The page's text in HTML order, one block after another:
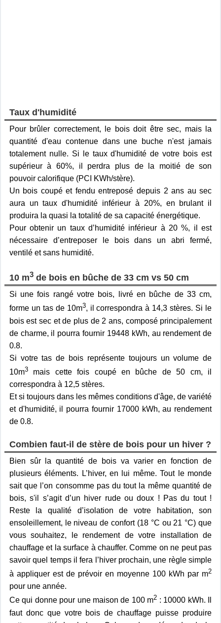
Taux d'humidité
Pour brûler correctement, le bois doit être sec, mais la
quantité d'eau contenue dans une buche n'est jamais
totalement nulle. Si le taux d'humidité de votre bois est
supérieur à 60%, il perdra plus de la moitié de son
pouvoir calorifique (PCI KWh/stère).
Un bois coupé et fendu entreposé depuis 2 ans au sec
aura un taux d'humidité inférieur à 20%, en brulant il
produira la quasi la totalité de sa capacité énergétique.
Pour obtenir un taux d’humidité inférieur à 20 %, il est
nécessaire d’entreposer le bois dans un abri fermé,
ventilé et sans humidité.
10 m3de bois en bûche de 33 cm vs 50 cm
Si une fois rangé votre bois, livré en bûche de 33 cm,
forme un tas de 10m3, il correspondra à 14,3 stères. Si le
bois est sec et de plus de 2 ans, composé principalement
de charme, il pourra fournir 19448 kWh, au rendement de
0.8.
Si votre tas de bois représente toujours un volume de
10m3mais cette fois coupé en bûche de 50 cm, il
correspondra à 12,5 stères.
Et si toujours dans les mêmes conditions d'âge, de variété
et d'humidité, il pourra fournir 17000 kWh, au rendement
de 0.8.
Combien faut-il de stère de bois pour un hiver ?
Bien sûr la quantité de bois va varier en fonction de
plusieurs éléments. L’hiver, en lui même. Tout le monde
sait que l’on consomme pas du tout la même quantité de
bois, s'il s’agit d’un hiver rude ou doux ! Pas du tout !
Reste la qualité d’isolation de votre habitation, son
ensoleillement, le niveau de confort (18 °C ou 21 °C) que
vous souhaitez, le rendement de votre installation de
chauffage et la surface à chauffer. Comme on ne peut pas
savoir quel temps il fera l’hiver prochain, une règle simple
à appliquer est de prévoir en moyenne 100 kWh par m2
pour une année.
Ce qui donne pour une maison de 100 m2 : 10000 kWh. Il
faut donc que votre bois de chauffage puisse produire